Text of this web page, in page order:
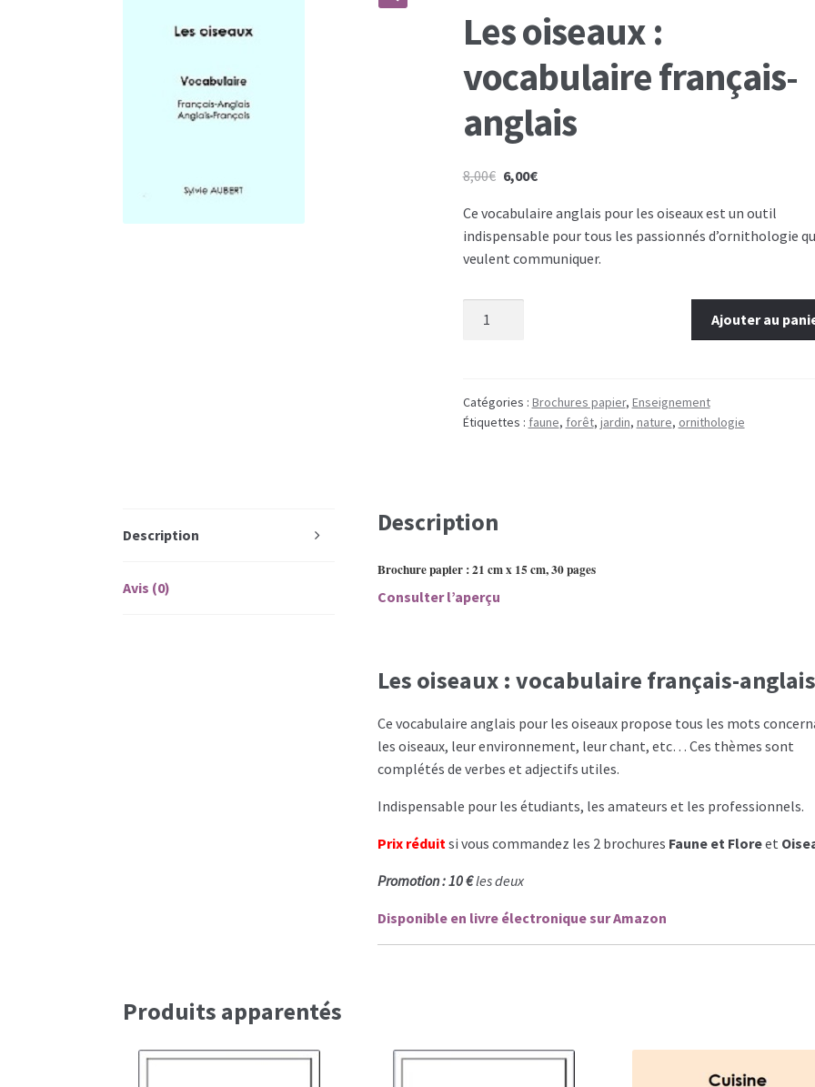
Les oiseaux :
vocabulaire français-
anglais
8,00€ 6,00€
Ce vocabulaire anglais pour les oiseaux est un outil
indispensable pour tous les passionnés d’ornithologie
veulent communiquer.
quantité de Les oiseaux : vocabulaire français-
Ajouter au
Catégories : Brochures papier, Enseignement
Étiquettes : faune, forêt, jardin, nature, ornithologie
Description
Avis (0)
Description
Brochure papier : 21 cm x 15 cm, 30 pages
Consulter l’aperçu
Les oiseaux : vocabulaire français-
Ce vocabulaire anglais pour les oiseaux propose tous les mots
les oiseaux, leur environnement, leur chant, etc… Ces thèmes sont
complétés de verbes et adjectifs utiles.
Indispensable pour les étudiants, les amateurs et les professionnels.
Prix réduitsi vous commandez les 2 brochures Faune et Floreet
Promotion : 10 €les deux
Disponible en livre électronique sur Amazon
Produits apparentés